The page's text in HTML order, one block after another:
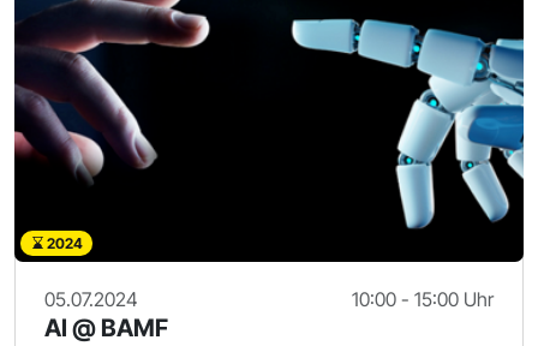
2024
05.07.2024 10:00 - 15:00 Uhr
AI @ BAMF